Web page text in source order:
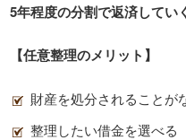
5年程度の分割で返済してい
【任意整理のメリット】
財産を処分されることが
整理したい借金を選べる